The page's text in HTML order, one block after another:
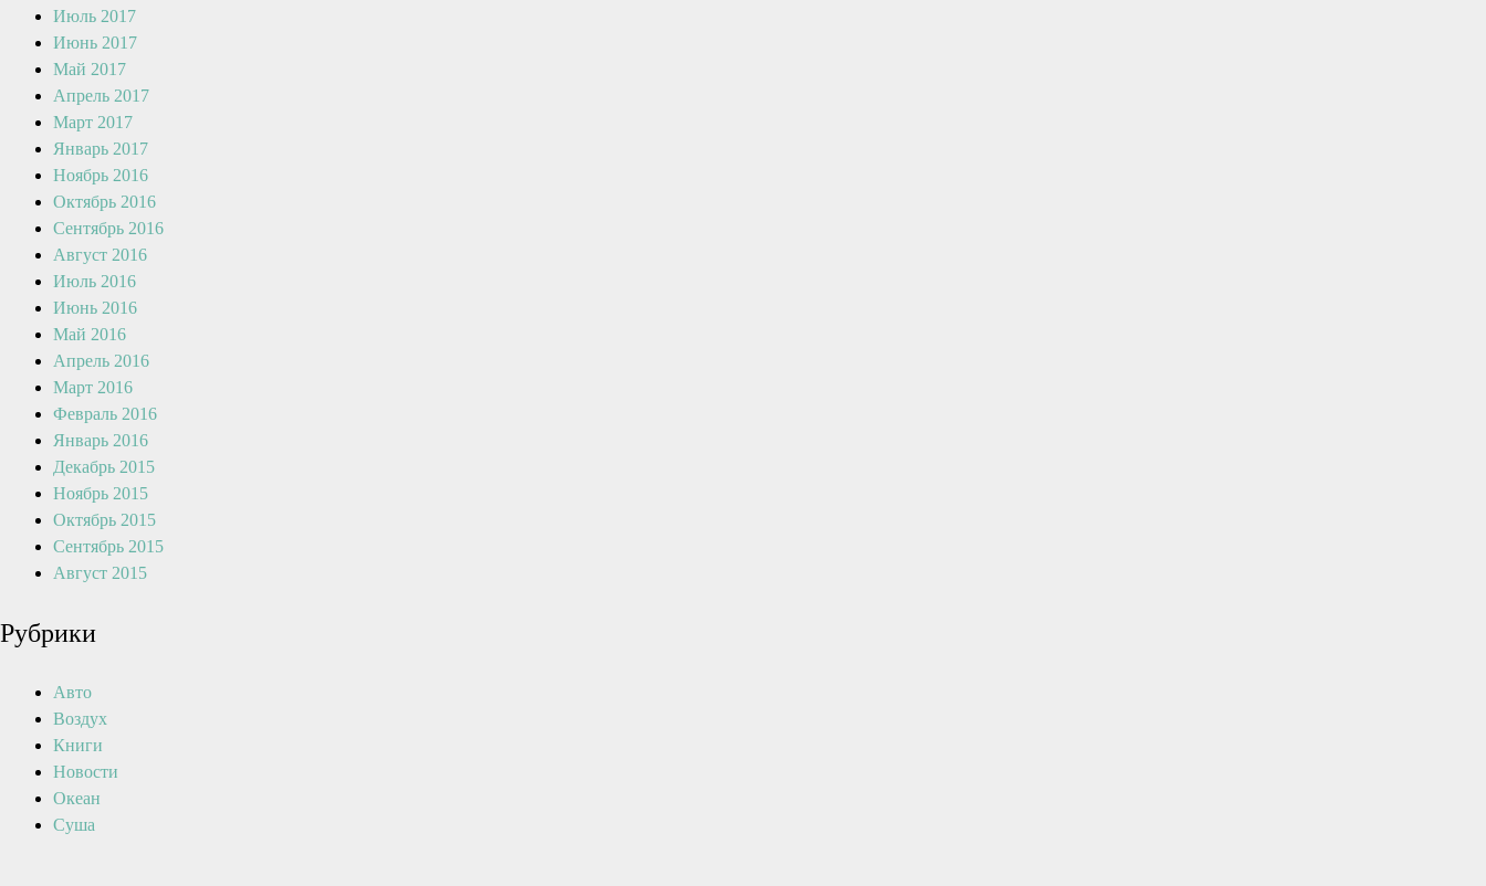
Июль 2017
Июнь 2017
Май 2017
Апрель 2017
Март 2017
Январь 2017
Ноябрь 2016
Октябрь 2016
Сентябрь 2016
Август 2016
Июль 2016
Июнь 2016
Май 2016
Апрель 2016
Март 2016
Февраль 2016
Январь 2016
Декабрь 2015
Ноябрь 2015
Октябрь 2015
Сентябрь 2015
Август 2015
Рубрики
Авто
Воздух
Книги
Новости
Океан
Суша